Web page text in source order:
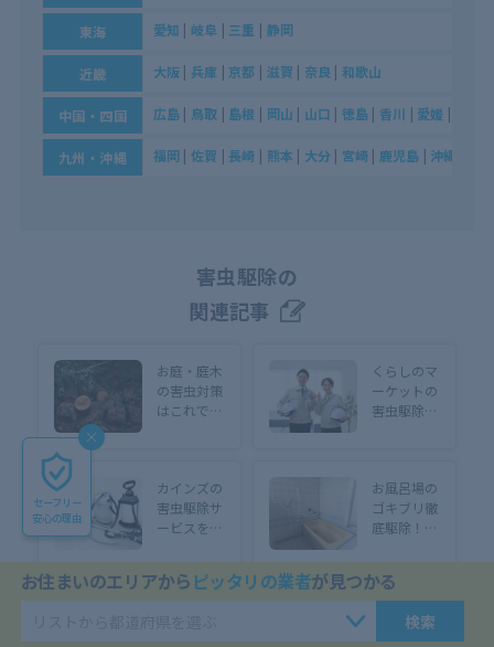
東海 愛知 | 岐阜 | 三重 | 静岡
近畿 大阪| 兵庫 |京都 | 滋賀 | 奈良 | 和歌山
中国・四国 広島| 鳥取 | 島根 | 岡山 | 山口 | 徳島|香川 | 愛媛 |
九州・沖縄 福岡|佐賀 | 長崎 | 熊本 | 大分| 宮崎| 鹿児島 | 沖縄
害虫駆除の
関連記事
お庭・庭木
の害虫対策
はこれで完
法も徹底解
説
くらしのマ
ーケットの
害虫駆除は
ミを徹底紹
介
カインズの
害虫駆除サ
ービスを徹
頼できる内
容と料金・
注意点を網
お風呂場の
ゴキブリ徹
底駆除！浴
いる場所ご
との侵入対
策を解説
お住まいのエリアから ピッタリの業者が見つかる
検索
入居前の害虫駆除は必要？賃貸引っ越し先で害虫が出る理由や対処法を解説！
セーフリー
安心の理由